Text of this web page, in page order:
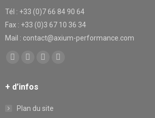
Tél : +33 (0)7 66 84 90 64
Fax : +33 (0)3 67 10 36 34
Mail : contact@axium-performance.com
Trouvez nous sur :
opensopens
+ d’infos
Plan du site